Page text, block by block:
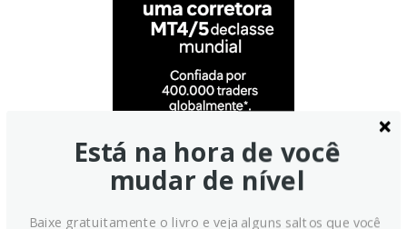
Está na hora de você
mudar de nível
Baixe gratuitamente o livro e veja alguns saltos que você